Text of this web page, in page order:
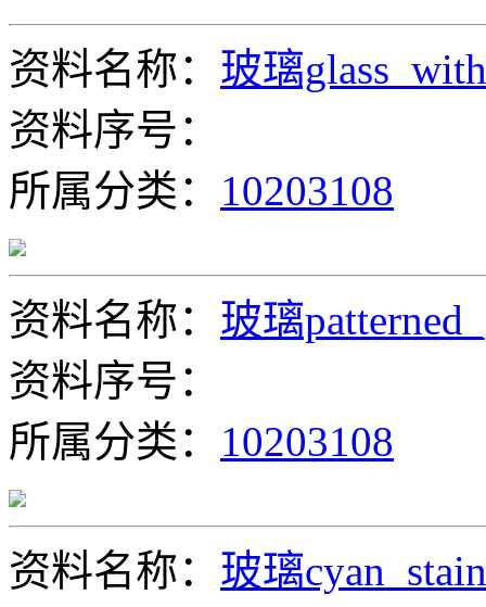
资料名称： 玻璃
资料序号：
所属分类： 10203108
资料名称： 玻璃
资料序号：
所属分类： 10203108
资料名称： 玻璃